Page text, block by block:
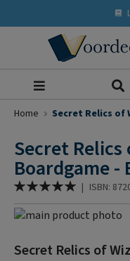
Home Secret Relics of
Secret Relics
Boardgame -
Waardering:
% of
| ISBN:
Ga
het
naar
Secret Relics of